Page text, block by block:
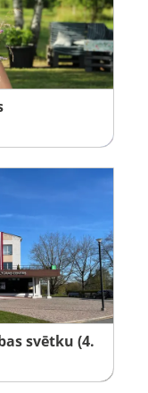
svētku (4.